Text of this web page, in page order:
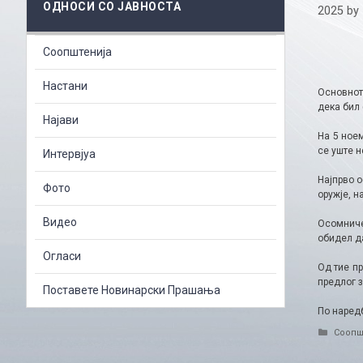
2025 by
дека бил
На 5
се уште
Најпрво
оружје,
обидел
Од тие
предлог
По
ОДНОСИ СО ЈАВНОСТА
Соопштенија
Настани
Најави
Интервјуа
Фото
Видео
Огласи
Поставете Новинарски Прашања